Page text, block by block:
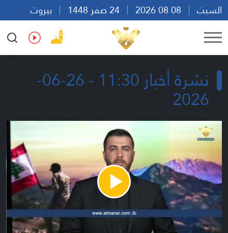
السبت
بيروت
13:39
Ar En Fr Es
نشرة أخبار 11:30 - 26-06-
2026
Play
Video